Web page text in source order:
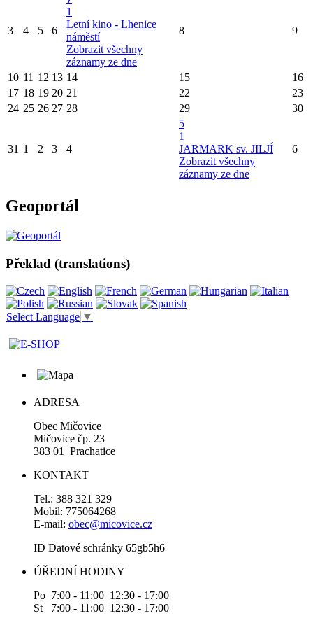
3 4 5 6
1
Letní kino - Lhenice
náměstí
Zobrazit všechny
záznamy ze dne
8 9
10 11 12 13 14 15
16
17 18 19 20 21 22
23
24 25 26 27 28 29 30
31 1 2 3 4
5
1
JARMARK sv. JILJÍ
Zobrazit všechny
záznamy ze dne
6
Geoportál
Překlad (translations)
Select Language ▼
ADRESA
Obec Mičovice
Mičovice čp. 23
383 01 Prachatice
KONTAKT
Tel.: 388 321 329
Mobil: 775064268
E-mail: obec@micovice.cz
ID Datové schránky 65gb5h6
ÚŘEDNÍ HODINY
Po 7:00 - 11:00 12:30 - 17:00
St 7:00 - 11:00 12:30 - 17:00